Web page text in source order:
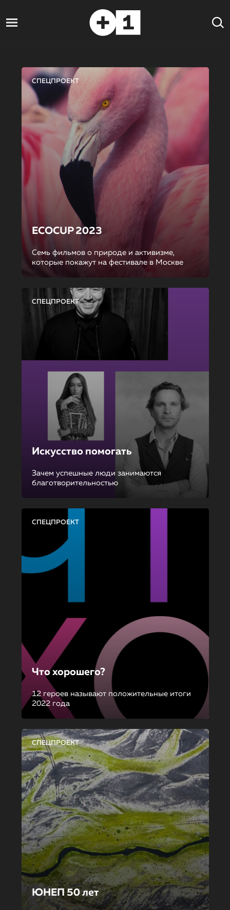
СПЕЦПРОЕКТ
ECOCUP 2023
Семь фильмов о природе и активизме,
которые покажут на фестивале в Москве
СПЕЦПРОЕКТ
Искусство помогать
Зачем успешные люди занимаются
благотворительностью
СПЕЦПРОЕКТ
Что хорошего?
12 героев называют положительные итоги
2022 года
СПЕЦПРОЕКТ
ЮНЕП 50 лет